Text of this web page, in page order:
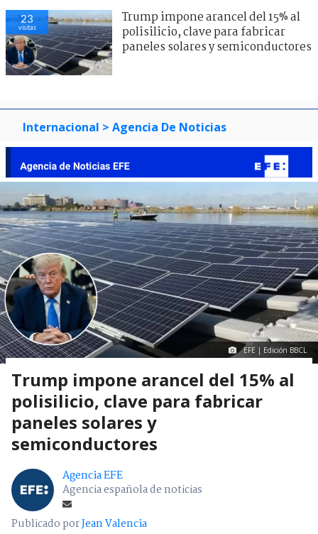
23
visitas
Trump impone arancel del 15% al
polisilicio, clave para fabricar
paneles solares y semiconductores
Internacional > Agencia De Noticias
EFE | Edición BBCL
Trump impone arancel del 15% al
polisilicio, clave para fabricar
paneles solares y
semiconductores
Agencia EFE
Agencia española de noticias
Publicado porJean Valencia